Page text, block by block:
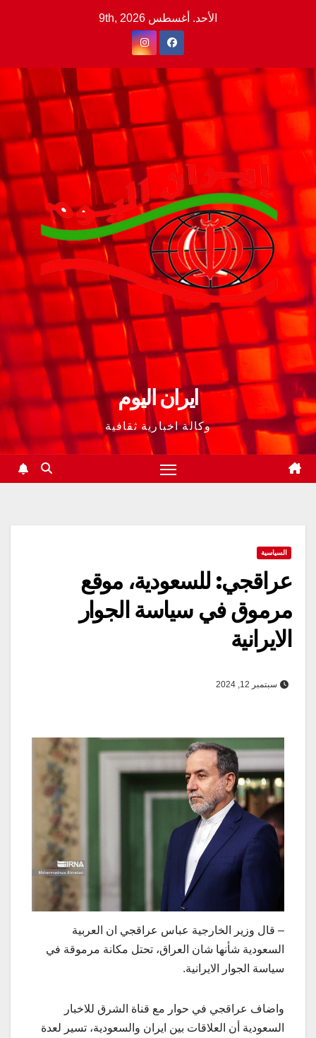
الأحد. أغسطس 9th, 2026
ايران اليوم
وكالة اخبارية ثقافية
السياسية
عراقجي: للسعودية، موقع
مرموق في سياسة الجوار
الايرانية
سبتمبر 12, 2024
– قال وزير الخارجية عباس عراقجي ان العربية
السعودية شأنها شان العراق، تحتل مكانة مرموقة في
سياسة الجوار الايرانية.
واضاف عراقجي في حوار مع قناة الشرق للاخبار
السعودية أن العلاقات بين ايران والسعودية، تسير لعدة